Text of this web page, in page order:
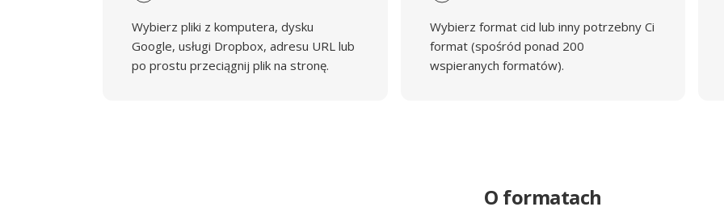
Wybierz pliki z komputera, dysku
Google, usługi Dropbox, adresu URL lub
po prostu przeciągnij plik na stronę.
Wybierz format cid lub inny potrzebny Ci
format (spośród ponad 200
wspieranych formatów).
O formatach